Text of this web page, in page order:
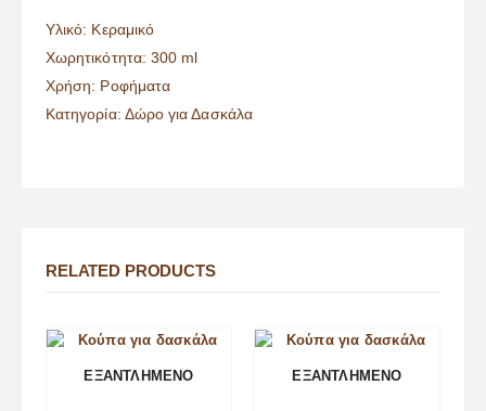
Υλικό: Κεραμικό
Χωρητικότητα: 300 ml
Χρήση: Ροφήματα
Κατηγορία: Δώρο για Δασκάλα
RELATED PRODUCTS
ΕΞΑΝΤΛΗΜΈΝΟ ΕΞΑΝΤΛΗΜΈΝΟ